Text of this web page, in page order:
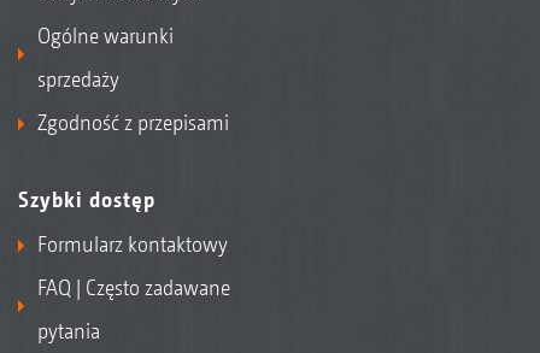
Ogólne warunki
sprzedaży
Zgodność z przepisami
Szybki dostęp
Formularz kontaktowy
FAQ | Często zadawane
pytania